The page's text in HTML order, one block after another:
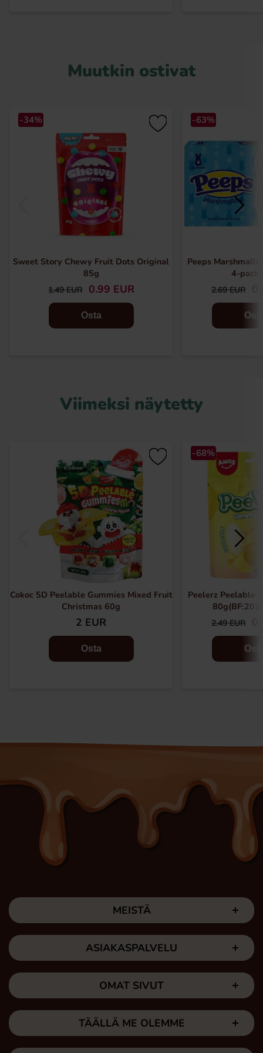
Muutkin ostivat
-34%
Sweet Story Chewy Fruit Dots Original
85g
1.49 EUR 0.99 EUR
Osta
-63%
Peeps
4-pack
2.69 EUR
Viimeksi näytetty
Cokoc 5D Peelable Gummies Mixed Fruit
Christmas 60g
2 EUR
Osta
-68%
Peelerz Peelable
2.49 EUR
MEISTÄ
ASIAKASPALVELU
OMAT SIVUT
TÄÄLLÄ ME OLEMME